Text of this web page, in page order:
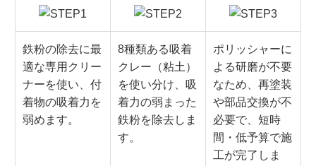
鉄粉の除去に最
適な専用クリー
ナーを使い、付
着物の吸着力を
弱めます。
8種類ある吸着
クレー（粘土）
を使い分け、吸
着力の弱まった
鉄粉を除去しま
す。
ポリッシャーに
よる研磨が不要
なため、再塗装
や部品交換が不
必要で、短時
間・低予算で施
工が完了しま